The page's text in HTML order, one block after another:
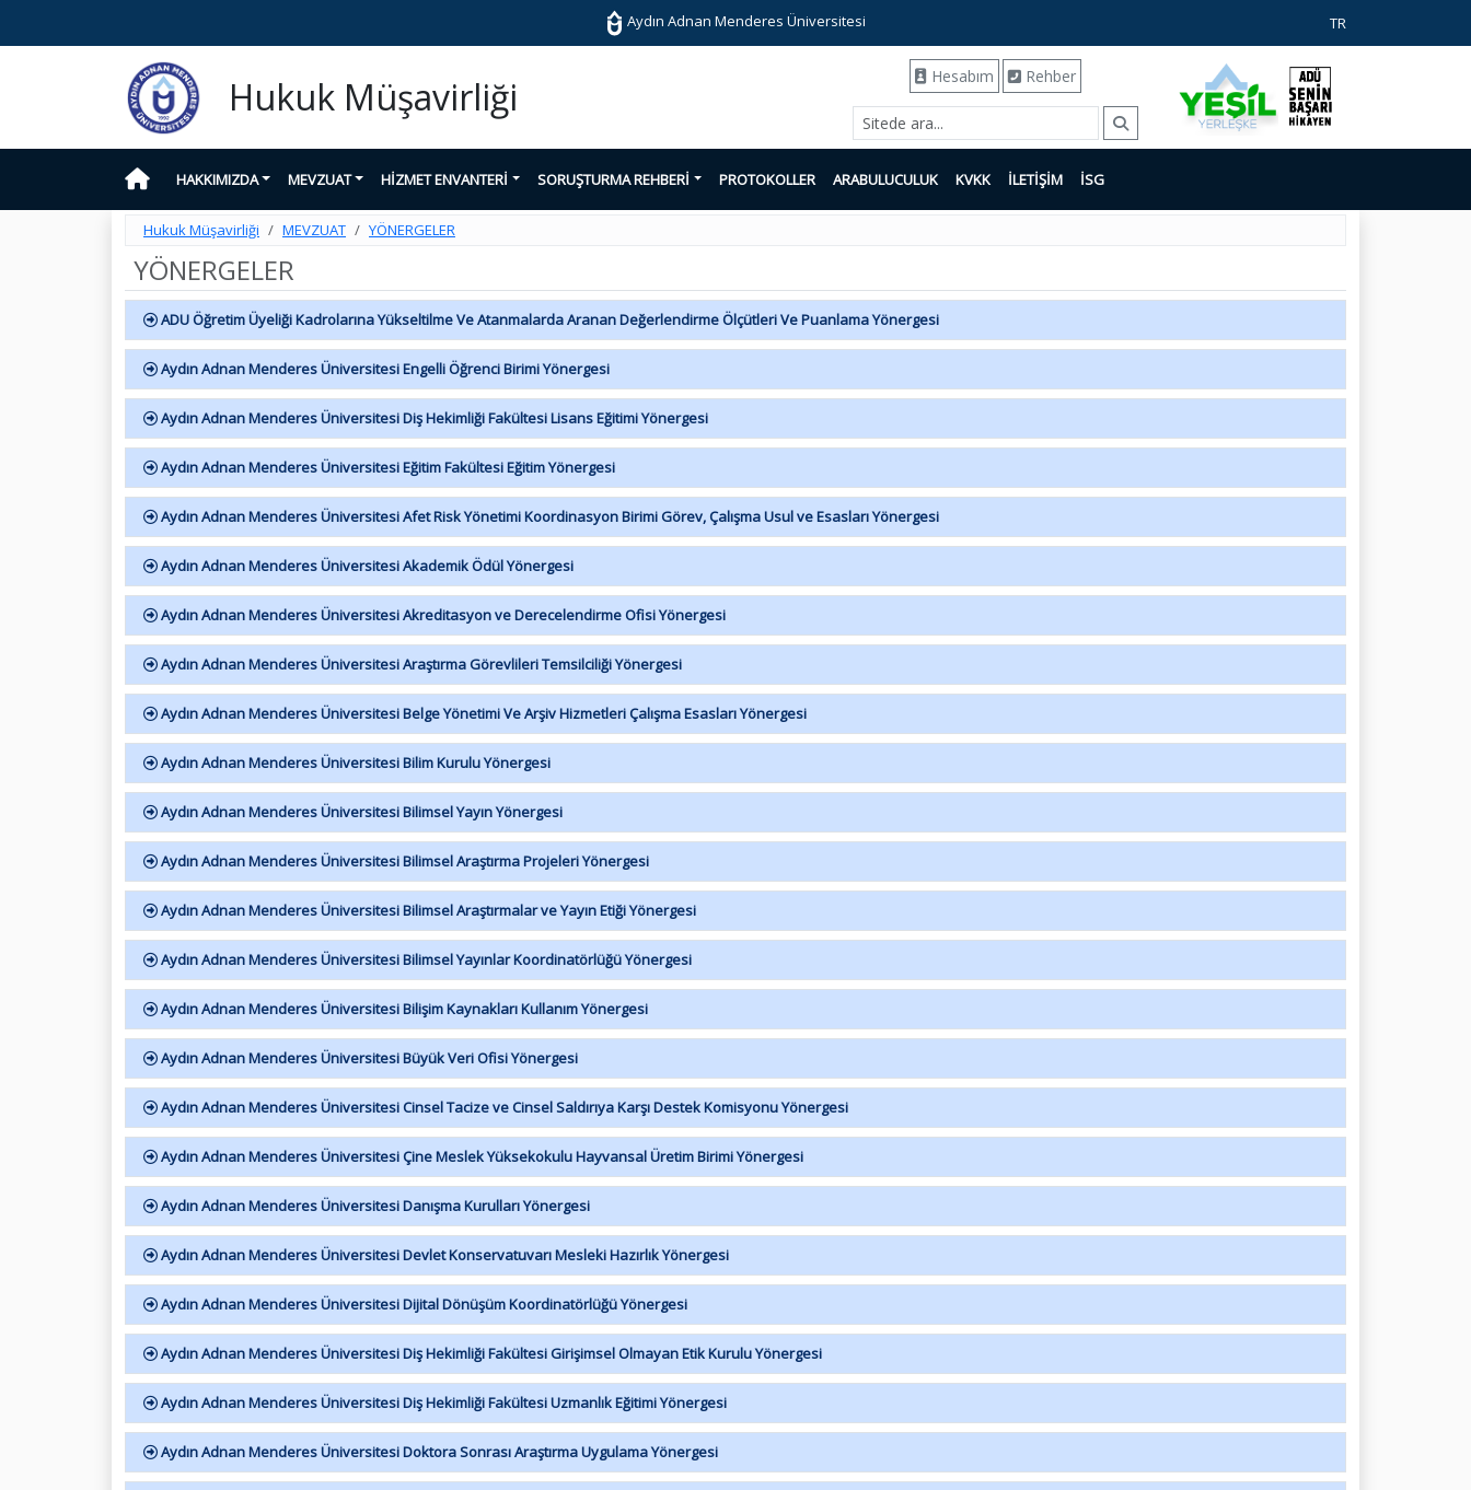
Aydın Adnan Menderes Üniversitesi TR
Hukuk Müşavirliği Hesabım Rehber
HAKKIMIZDA MEVZUAT HİZMET ENVANTERİ SORUŞTURMA REHBERİ PROTOKOLLER ARABULUCULUK KVKK İLETİŞİM İSG
Hukuk Müşavirliği MEVZUAT YÖNERGELER
YÖNERGELER
ADU Öğretim Üyeliği Kadrolarına Yükseltilme Ve Atanmalarda Aranan Değerlendirme Ölçütleri Ve Puanlama Yönergesi
Aydın Adnan Menderes Üniversitesi Engelli Öğrenci Birimi Yönergesi
Aydın Adnan Menderes Üniversitesi Diş Hekimliği Fakültesi Lisans Eğitimi Yönergesi
Aydın Adnan Menderes Üniversitesi Eğitim Fakültesi Eğitim Yönergesi
Aydın Adnan Menderes Üniversitesi Afet Risk Yönetimi Koordinasyon Birimi Görev, Çalışma Usul ve Esasları Yönergesi
Aydın Adnan Menderes Üniversitesi Akademik Ödül Yönergesi
Aydın Adnan Menderes Üniversitesi Akreditasyon ve Derecelendirme Ofisi Yönergesi
Aydın Adnan Menderes Üniversitesi Araştırma Görevlileri Temsilciliği Yönergesi
Aydın Adnan Menderes Üniversitesi Belge Yönetimi Ve Arşiv Hizmetleri Çalışma Esasları Yönergesi
Aydın Adnan Menderes Üniversitesi Bilim Kurulu Yönergesi
Aydın Adnan Menderes Üniversitesi Bilimsel Yayın Yönergesi
Aydın Adnan Menderes Üniversitesi Bilimsel Araştırma Projeleri Yönergesi
Aydın Adnan Menderes Üniversitesi Bilimsel Araştırmalar ve Yayın Etiği Yönergesi
Aydın Adnan Menderes Üniversitesi Bilimsel Yayınlar Koordinatörlüğü Yönergesi
Aydın Adnan Menderes Üniversitesi Bilişim Kaynakları Kullanım Yönergesi
Aydın Adnan Menderes Üniversitesi Büyük Veri Ofisi Yönergesi
Aydın Adnan Menderes Üniversitesi Cinsel Tacize ve Cinsel Saldırıya Karşı Destek Komisyonu Yönergesi
Aydın Adnan Menderes Üniversitesi Çine Meslek Yüksekokulu Hayvansal Üretim Birimi Yönergesi
Aydın Adnan Menderes Üniversitesi Danışma Kurulları Yönergesi
Aydın Adnan Menderes Üniversitesi Devlet Konservatuvarı Mesleki Hazırlık Yönergesi
Aydın Adnan Menderes Üniversitesi Dijital Dönüşüm Koordinatörlüğü Yönergesi
Aydın Adnan Menderes Üniversitesi Diş Hekimliği Fakültesi Girişimsel Olmayan Etik Kurulu Yönergesi
Aydın Adnan Menderes Üniversitesi Diş Hekimliği Fakültesi Uzmanlık Eğitimi Yönergesi
Aydın Adnan Menderes Üniversitesi Doktora Sonrası Araştırma Uygulama Yönergesi